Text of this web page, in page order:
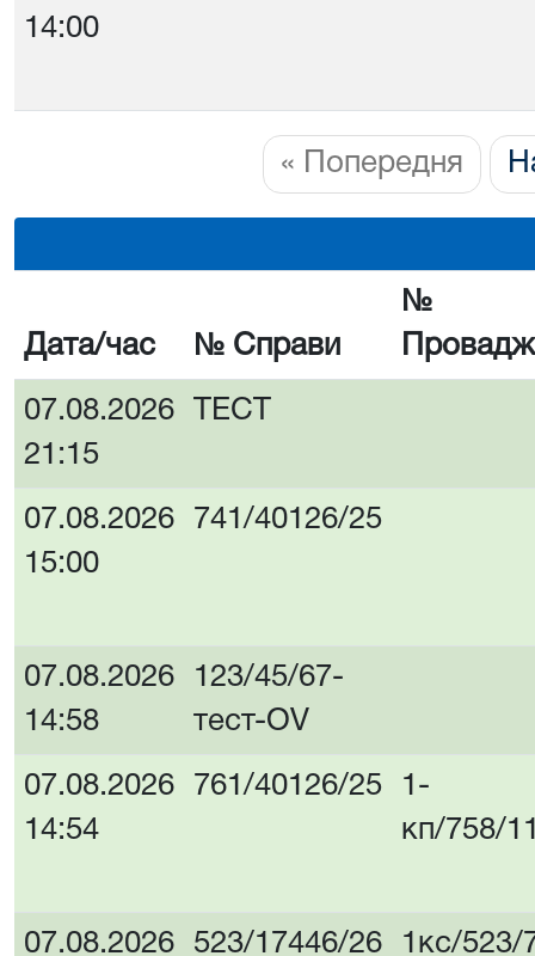
14:00
« Попередня
Дата/час № Справи
№
07.08.2026
21:15
ТЕСТ
07.08.2026
15:00
741/40126/25
07.08.2026
14:58
123/45/67-
тест-OV
07.08.2026
14:54
761/40126/25
1-
кп/758/
07.08.2026 523/17446/26 1кс/523/